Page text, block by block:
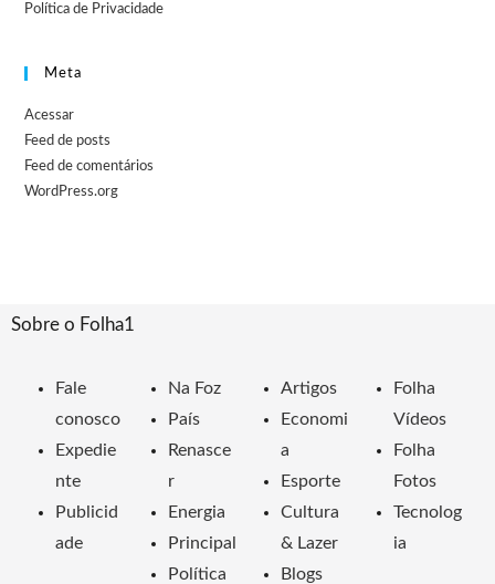
Política de Privacidade
Meta
Acessar
Feed de posts
Feed de comentários
WordPress.org
Sobre o Folha1
Fale
conosco
Expedie
nte
Publicid
ade
Na Foz
País
Renasce
r
Energia
Principal
Política
Artigos
Economi
a
Esporte
Cultura
& Lazer
Blogs
Folha
Vídeos
Folha
Fotos
Tecnolog
ia